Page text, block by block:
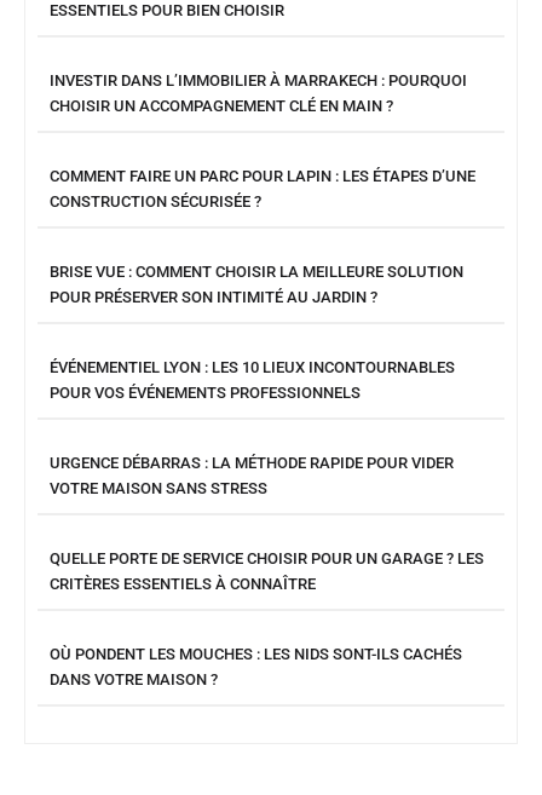
ESSENTIELS POUR BIEN CHOISIR
INVESTIR DANS L’IMMOBILIER À MARRAKECH : POURQUOI
CHOISIR UN ACCOMPAGNEMENT CLÉ EN MAIN ?
COMMENT FAIRE UN PARC POUR LAPIN : LES ÉTAPES D’UNE
CONSTRUCTION SÉCURISÉE ?
BRISE VUE : COMMENT CHOISIR LA MEILLEURE SOLUTION
POUR PRÉSERVER SON INTIMITÉ AU JARDIN ?
ÉVÉNEMENTIEL LYON : LES 10 LIEUX INCONTOURNABLES
POUR VOS ÉVÉNEMENTS PROFESSIONNELS
URGENCE DÉBARRAS : LA MÉTHODE RAPIDE POUR VIDER
VOTRE MAISON SANS STRESS
QUELLE PORTE DE SERVICE CHOISIR POUR UN GARAGE ? LES
CRITÈRES ESSENTIELS À CONNAÎTRE
OÙ PONDENT LES MOUCHES : LES NIDS SONT-ILS CACHÉS
DANS VOTRE MAISON ?